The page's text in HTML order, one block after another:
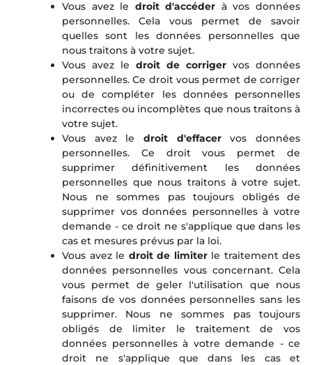
Vous avez le droit d'accéder à vos données
personnelles. Cela vous permet de savoir
quelles sont les données personnelles que
nous traitons à votre sujet.
Vous avez le droit de corriger vos données
personnelles. Ce droit vous permet de corriger
ou de compléter les données personnelles
incorrectes ou incomplètes que nous traitons à
votre sujet.
Vous avez le droit d'effacervos données
personnelles. Ce droit vous permet de
supprimer définitivement les données
personnelles que nous traitons à votre sujet.
Nous ne sommes pas toujours obligés de
supprimer vos données personnelles à votre
demande - ce droit ne s'applique que dans les
cas et mesures prévus par la loi.
Vous avez le droit de limiterle traitement des
données personnelles vous concernant. Cela
vous permet de geler l'utilisation que nous
faisons de vos données personnelles sans les
supprimer. Nous ne sommes pas toujours
obligés de limiter le traitement de vos
données personnelles à votre demande - ce
droit ne s'applique que dans les cas et